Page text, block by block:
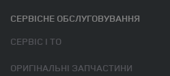
СЕРВІСНЕ ОБСЛУГОВУВАННЯ
СЕРВІС І ТО
ОРИГІНАЛЬНІ ЗАПЧАСТИНИ